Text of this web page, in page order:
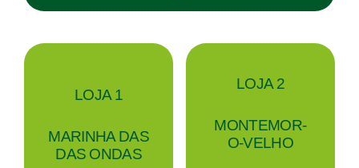
LOJA 1
MARINHA DAS
DAS ONDAS
LOJA 2
MONTEMOR-
O-VELHO